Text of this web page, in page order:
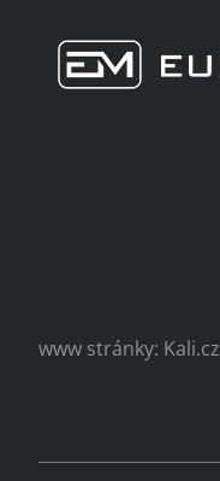
www stránky: Kali.cz